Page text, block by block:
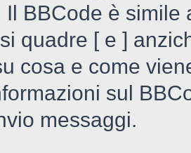
Il BBCode è simile
quadre [ e ]
cosa e come
sul
messaggi.